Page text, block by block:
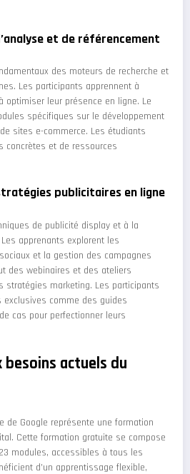
et de référencement
des moteurs de recherche et
Les participants apprennent à
optimiser leur présence en ligne. Le
spécifiques sur le développement
sites e-commerce. Les étudiants
concrètes et de ressources
publicitaires en ligne
de publicité display et à la
apprenants explorent les
et la gestion des campagnes
des webinaires et des ateliers
stratégies marketing. Les participants
comme des guides
cas pour perfectionner leurs
besoins actuels du
de Google représente une formation
Cette formation gratuite se compose
modules, accessibles à tous les
d’un apprentissage flexible,